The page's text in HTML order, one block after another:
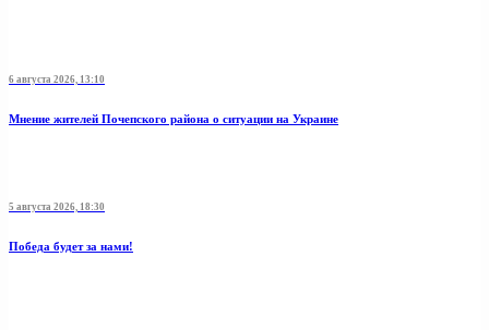
6 августа 2026, 13:10
Мнение жителей Почепского района о ситуации на Украине
5 августа 2026, 18:30
Победа будет за нами!